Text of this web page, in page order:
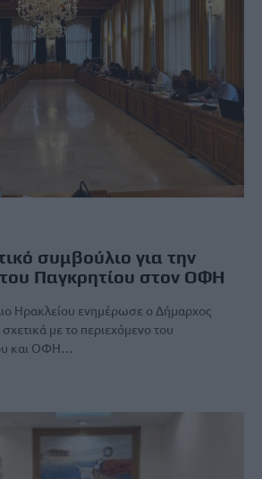
συμβούλιο για την
Παγκρητίου στον ΟΦΗ
Ηρακλείου ενημέρωσε ο Δήμαρχος
με το περιεχόμενο του
και ΟΦΗ…